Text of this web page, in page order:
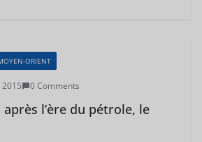
ORIENT
0 Comments
l’ère du pétrole, le